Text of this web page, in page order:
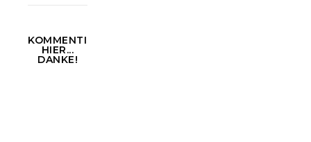
KOMMENTIEREN
HIER...
DANKE!